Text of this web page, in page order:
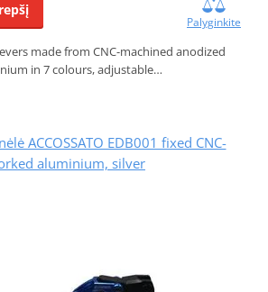
Palyginkite
made from CNC-machined anodized
in 7 colours, adjustable…
ACCOSSATO EDB001 fixed CNC-
aluminium, silver